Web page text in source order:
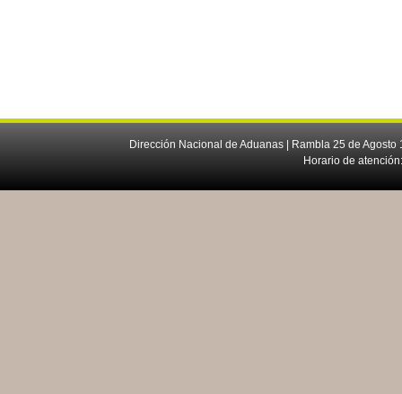
Dirección Nacional de Aduanas | Rambla 25 de
Horario de